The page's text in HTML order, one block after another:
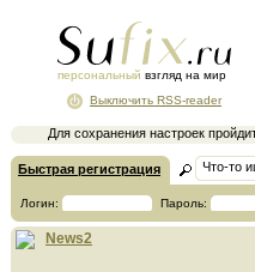
персональный взгляд на мир
Для сохранения настроек
Выключить RSS-reader
Быстрая регистрация
Логин: Пароль:
News2